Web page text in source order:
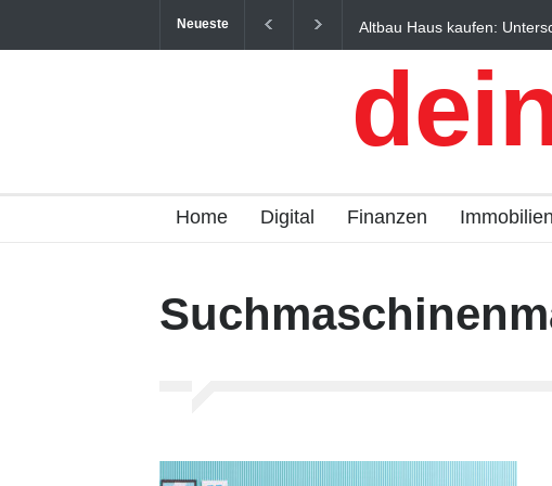
Neueste
Altbau Haus kaufen:
und Österreich einfach
Home Digital Finanzen Immobilien